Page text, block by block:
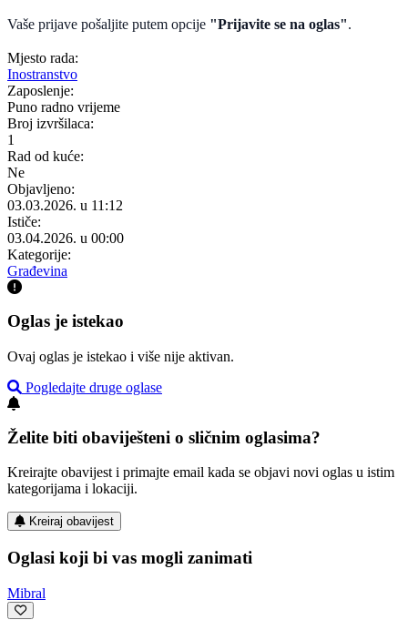
Vaše prijave pošaljite putem opcije "Prijavite se na oglas".
Mjesto rada:
Inostranstvo
Zaposlenje:
Puno radno vrijeme
Broj izvršilaca:
1
Rad od kuće:
Ne
Objavljeno:
03.03.2026. u 11:12
Ističe:
03.04.2026. u 00:00
Kategorije:
Građevina
Oglas je istekao
Ovaj oglas je istekao i više nije aktivan.
Pogledajte druge oglase
Želite biti obaviješteni o sličnim oglasima?
Kreirajte obavijest i primajte email kada se objavi novi oglas u istim
kategorijama i lokaciji.
Kreiraj obavijest
Oglasi koji bi vas mogli zanimati
Mibral